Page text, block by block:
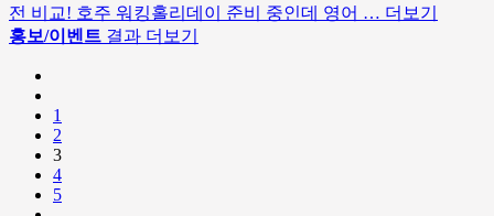
전 비교! 호주 워킹홀리데이 준비 중인데 영어 … 더보기
홍보/이벤트 결과 더보기
1
2
3
4
5